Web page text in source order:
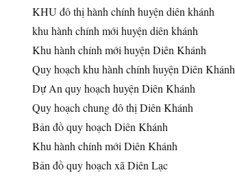
KHU đô thị hành chính huyện diên khánh
khu hành chính mới huyện diên khánh
Khu hành chính mới huyện Diên Khánh
Quy hoạch khu hành chính huyện Diên Khánh
Dự An quy hoạch huyện Diên Khánh
Quy hoạch chung đô thị Diên Khánh
Bản đồ quy hoạch Diên Khánh
Khu hành chính mới Diên Khánh
Bản đồ quy hoạch xã Diên Lạc